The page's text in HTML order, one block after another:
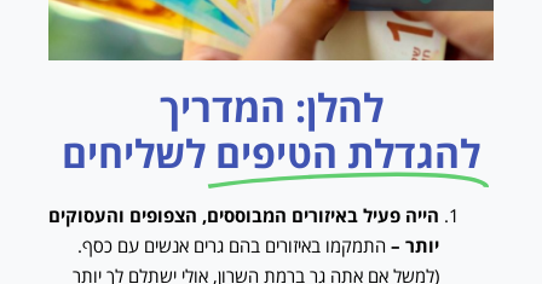
להלן: המדריך
להגדלת הטיפים לשליחים
הייה פעיל באיזורים המבוססים, הצפופים והעסוקים
יותר – התמקמו באיזורים בהם גרים אנשים עם כסף.
(למשל אם אתה גר ברמת השרון, אולי ישתלם לך יותר